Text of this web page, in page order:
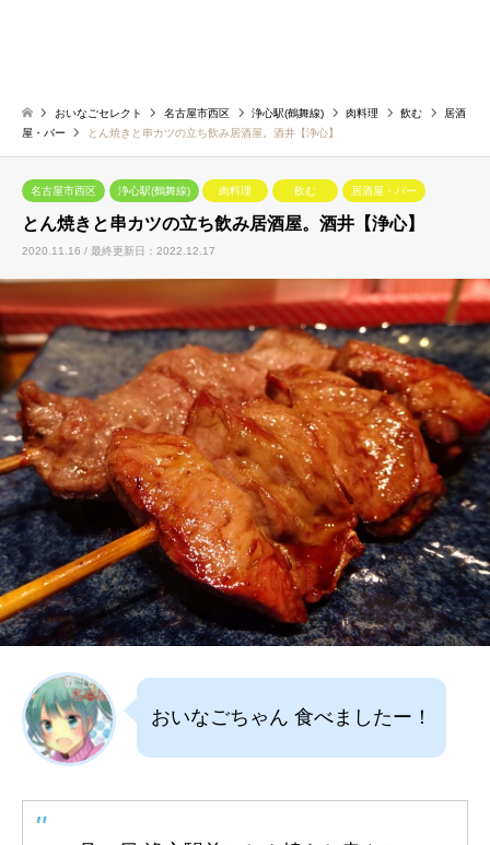
おいなごセレクト 名古屋市西区 浄心駅(鶴舞線) 肉料理 飲む
居酒
屋・バー
とん焼きと串カツの立ち飲み居酒屋。酒井【浄心】
名古屋市西区 浄心駅(鶴舞線) 肉料理 飲む 居酒屋・バー
とん焼きと串カツの立ち飲み居酒屋。酒井【浄心】
2020.11.16 / 最終更新日：2022.12.17
おいなごちゃん 食べましたー！